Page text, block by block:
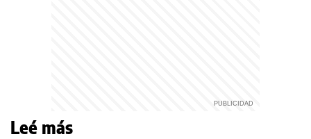
Leé más